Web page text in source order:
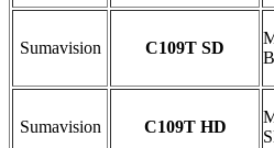
Sumavision C109T SD
Sumavision C109T HD